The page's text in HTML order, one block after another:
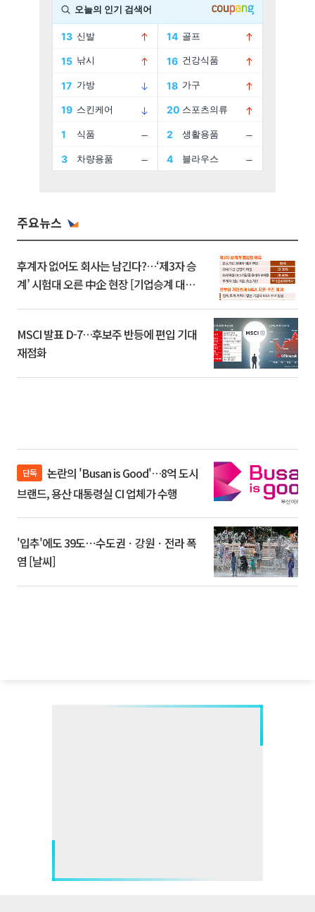
주요뉴스
후계자 없어도 회사는 남긴다?…‘제3자 승
계’ 시험대 오른 中企 현장 [기업승계 대전
MSCI 발표 D-7…후보주 반등에 편입 기대
재점화
단독
브랜드, 용산 대통령실 CI 업체가 수행
'입추'에도 39도⋯수도권ㆍ강원ㆍ전라 폭
염 [날씨]